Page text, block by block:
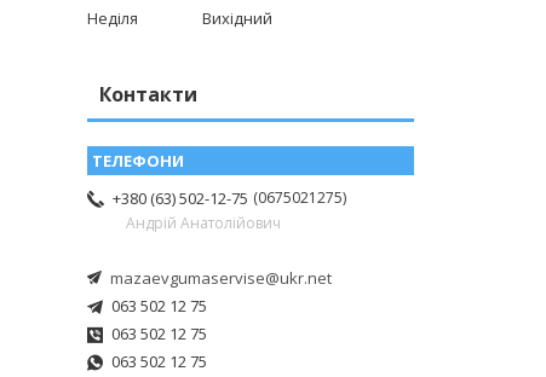
Неділя
Вихідний
Контакти
+380 (63) 502-12-75 0675021275
Андрій Анатолійович
mazaevgumaservise@ukr.net
063 502 12 75
063 502 12 75
063 502 12 75